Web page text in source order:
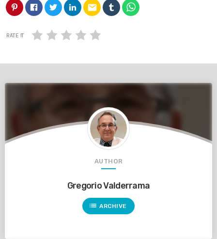
email
RATE IT
AUTHOR
Gregorio Valderrama
list ARCHIVE